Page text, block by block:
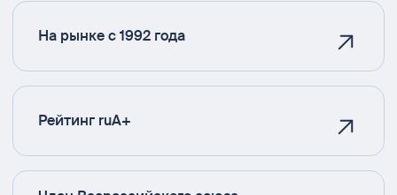
На рынке с 1992 года
Рейтинг ruA+